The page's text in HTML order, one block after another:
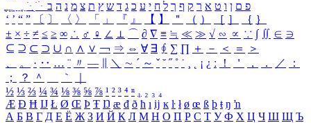
ִֶֹ ֻּ ׁׂ פ ם ן ו ט א ר ק ף ך ל ח י ע כ ג ד ש ץ ת צ מ נ ה ב
‘ ’ “ ” 〔 〕 〈 〉 「 」 『 』 【 】 ＂ （ ） ［ ］ ｛ ｝
± × ÷ ≠ ≤ ≥ ∞ ∴ ♂ ♀ ∠ ⊥ ⌒ ∂ ∇ ≡ ≒ ≪ ≫ √ ∽ ∝ ∵ ∫ ∬ ∈ ∋
⊆ ⊇ ⊂ ⊃ ∪ ∩ ∧ ∨ ￢ ⇒ ⇔ ∀ ∃ ∮ ∑ ∏ ＋ － ＜ ＝
＞
、
。 · ‥ … ¨ 〃 ― ＼ ∼ ´ ～ ˇ ˘ ˝ ˚ ˙ ¸ ¡ ¿ ː ！ ＇ ， ． ／
：
；
？ ＾ ｀
½ ⅓ ⅔ ¼ ¾ ⅛ ⅜ ⅝ ⅞ ¹ ² ³ ⁴ ⁿ ₁ ₂ ₃ ₄
Æ Ð Ħ Ĳ Ł Ø Œ Þ Ŧ Ŋ æ đ ð ħ ı ĳ ĸ ŀ ł ø œ ß þ ŧ ŋ ŉ
А Б В Г Д Е Ё Ж З И Й К Л М Н О П Р С Т У Ф Х Ц Ч Ш Щ Ъ